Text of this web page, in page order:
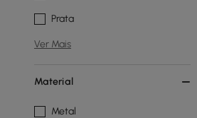
Prata
Ver Mais
Material
Metal